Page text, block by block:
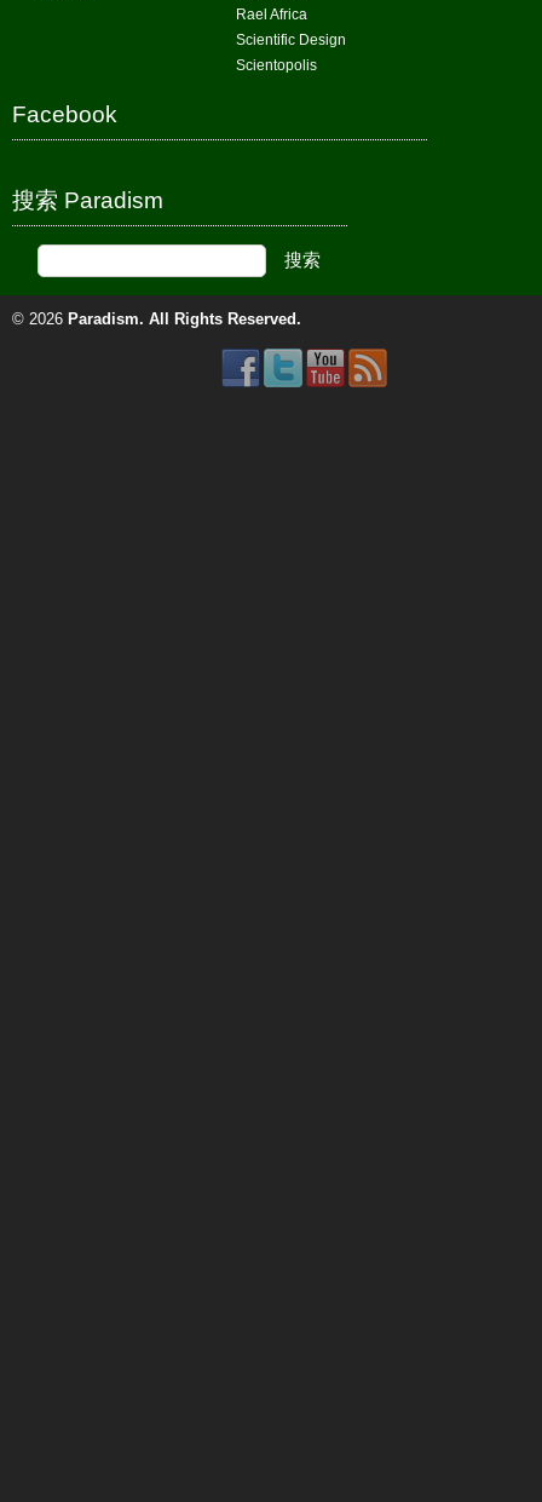
Rael Africa
Scientific Design
Scientopolis
Facebook
搜索 Paradism
© 2026 Paradism. All Rights Reserved.